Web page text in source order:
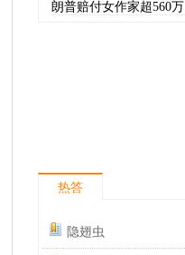
朗普赔付女作家超560万
热答
隐翅虫